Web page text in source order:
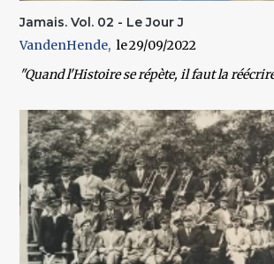
Jamais. Vol. 02 - Le Jour J
VandenHende
29/09/2022
"Quand l'Histoire se répète, il faut la